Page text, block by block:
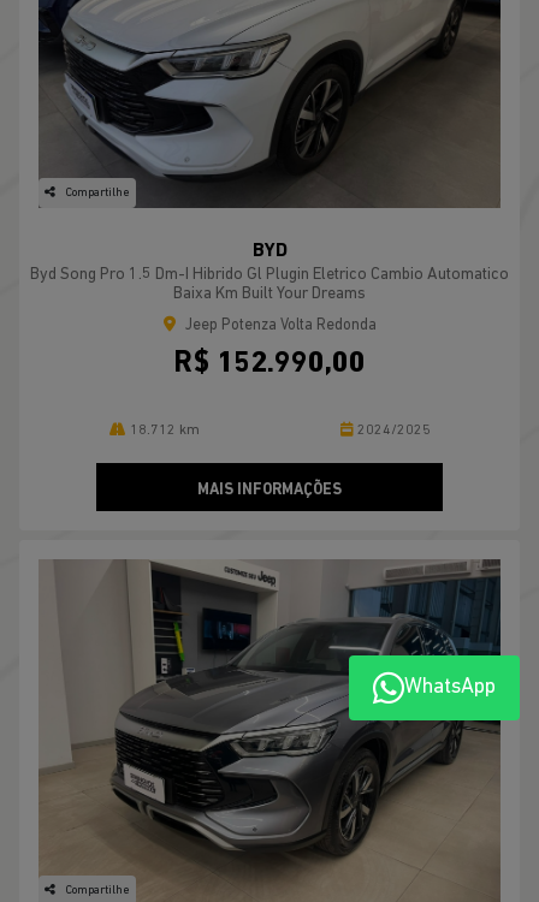
Compartilhe
BYD
Byd Song Pro 1.5 Dm-I Hibrido Gl Plugin Eletrico Cambio Automatico
Baixa Km Built Your Dreams
Jeep Potenza Volta Redonda
R$ 152.990,00
18.712 km 2024/2025
MAIS INFORMAÇÕES
Compartilhe
WhatsApp